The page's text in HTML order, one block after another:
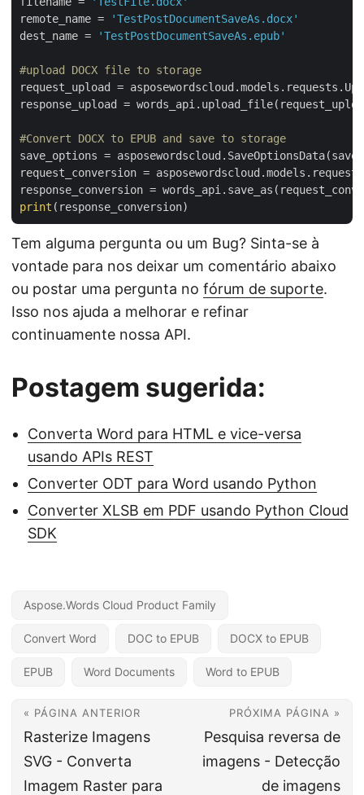
remote_name =
'TestPostDocumentSaveAs.docx'
dest_name =
'TestPostDocumentSaveAs.epub'
#upload DOCX file to storage
request_upload =
response_upload =
#Convert DOCX to EPUB and save to storage
save_options =
request_conversion =
print
Tem alguma pergunta ou um Bug? Sinta-se à
vontade para nos deixar um comentário abaixo
ou postar uma pergunta no fórum de suporte.
Isso nos ajuda a melhorar e refinar
continuamente nossa API.
Postagem sugerida:
Converta Word para HTML e vice-versa
usando APIs REST
Converter ODT para Word usando Python
Converter XLSB em PDF usando Python Cloud
SDK
Aspose.Words Cloud Product Family
Convert Word DOC to EPUB DOCX to EPUB
EPUB Word Documents Word to EPUB
« PÁGINA ANTERIOR
Rasterize Imagens
SVG - Converta
Imagem Raster para
PRÓXIMA PÁGINA »
Pesquisa reversa de
imagens - Detecção
de imagens